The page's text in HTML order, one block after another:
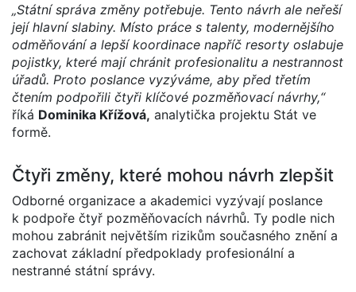
„Státní správa změny potřebuje. Tento návrh ale neřeší
její hlavní slabiny. Místo práce s talenty, modernějšího
odměňování a lepší koordinace napříč resorty oslabuje
pojistky, které mají chránit profesionalitu a nestrannost
úřadů. Proto poslance vyzýváme, aby před třetím
čtením podpořili čtyři klíčové pozměňovací návrhy,“
říká Dominika Křížová, analytička projektu Stát ve
formě.
Čtyři změny, které mohou návrh zlepšit
Odborné organizace a akademici vyzývají poslance
k podpoře čtyř pozměňovacích návrhů. Ty podle nich
mohou zabránit největším rizikům současného znění a
zachovat základní předpoklady profesionální a
nestranné státní správy.